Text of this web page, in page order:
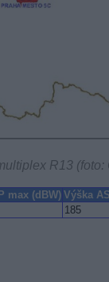
R13 (foto:
max (dBW) Výška
185